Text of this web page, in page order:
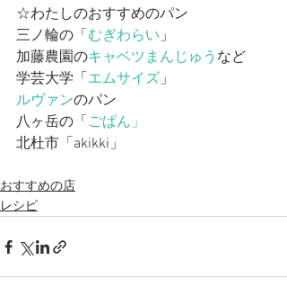
☆わたしのおすすめのパン
三ノ輪の「 むぎわらい」
加藤農園のキャベツまんじゅう など
学芸大学「 エムサイズ」
ルヴァンのパン
八ヶ岳の「 ごぱん」
北杜市「akikki」
おすすめの店
レシピ